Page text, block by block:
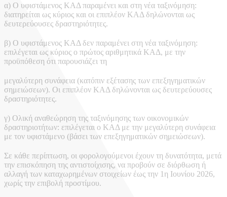
α) Ο υφιστάμενος ΚΑΔ παραμένει και στη νέα ταξινόμηση:
διατηρείται ως κύριος και οι επιπλέον ΚΑΔ δηλώνονται ως
δευτερεύουσες δραστηριότητες.
β) Ο υφιστάμενος ΚΑΔ δεν παραμένει στη νέα ταξινόμηση:
επιλέγεται ως κύριος ο πρώτος αριθμητικά ΚΑΔ, με την
προϋπόθεση ότι παρουσιάζει τη
μεγαλύτερη συνάφεια (κατόπιν εξέτασης των επεξηγηματικών
σημειώσεων). Οι επιπλέον ΚΑΔ δηλώνονται ως δευτερεύουσες
δραστηριότητες.
γ) Ολική αναθεώρηση της ταξινόμησης των οικονομικών
δραστηριοτήτων: επιλέγεται ο ΚΑΔ με την μεγαλύτερη συνάφεια
με τον υφιστάμενο (βάσει των επεξηγηματικών σημειώσεων).
Σε κάθε περίπτωση, οι φορολογούμενοι έχουν τη δυνατότητα, μετά
την επισκόπηση της αντιστοίχισης, να προβούν σε διόρθωση ή
αλλαγή των καταχωρημένων στοιχείων έως την 1η Ιουνίου 2026,
χωρίς την επιβολή προστίμου.